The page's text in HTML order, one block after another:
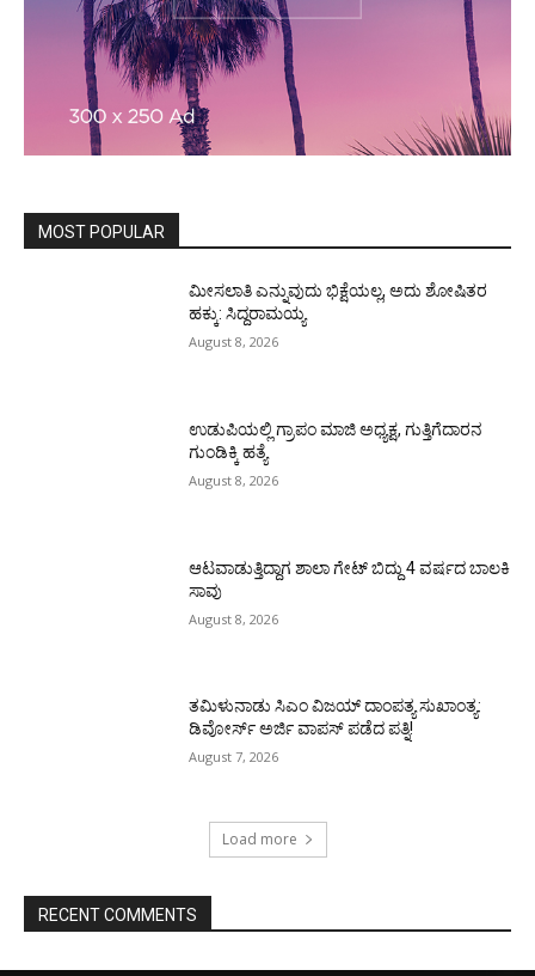
MOST POPULAR
ಮೀಸಲಾತಿ ಎನ್ನುವುದು ಭಿಕ್ಷೆಯಲ್ಲ, ಅದು ಶೋಷಿತರ
ಹಕ್ಕು: ಸಿದ್ದರಾಮಯ್ಯ
August 8, 2026
ಉಡುಪಿಯಲ್ಲಿ ಗ್ರಾಪಂ ಮಾಜಿ ಅಧ್ಯಕ್ಷ, ಗುತ್ತಿಗೆದಾರನ
ಗುಂಡಿಕ್ಕಿ ಹತ್ಯೆ
August 8, 2026
ಆಟವಾಡುತ್ತಿದ್ದಾಗ ಶಾಲಾ ಗೇಟ್‌ ಬಿದ್ದು 4 ವರ್ಷದ ಬಾಲಕಿ
ಸಾವು
August 8, 2026
ತಮಿಳುನಾಡು ಸಿಎಂ ವಿಜಯ್‌ ದಾಂಪತ್ಯ ಸುಖಾಂತ್ಯ:
ಡಿವೋರ್ಸ್‌ ಅರ್ಜಿ ವಾಪಸ್‌ ಪಡೆದ ಪತ್ನಿ!
August 7, 2026
Load more
RECENT COMMENTS